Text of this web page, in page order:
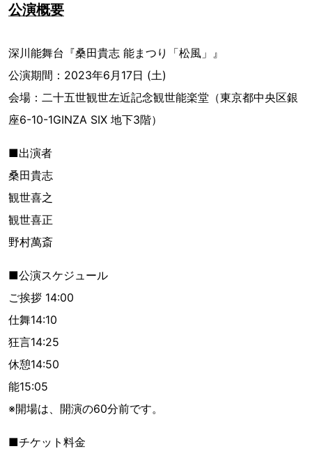
公演概要
深川能舞台『桑田貴志 能まつり「松風」』
公演期間：2023年6月17日 (土)
会場：二十五世観世左近記念観世能楽堂（東京都中央区銀
座6-10-1GINZA SIX 地下3階）
■出演者
桑田貴志
観世喜之
観世喜正
野村萬斎
■公演スケジュール
ご挨拶 14:00
仕舞14:10
狂言14:25
休憩14:50
能15:05
※開場は、開演の60分前です。
■チケット料金